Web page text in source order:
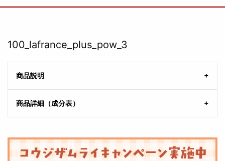
100_lafrance_plus_pow_3
商品説明
商品詳細（成分表）